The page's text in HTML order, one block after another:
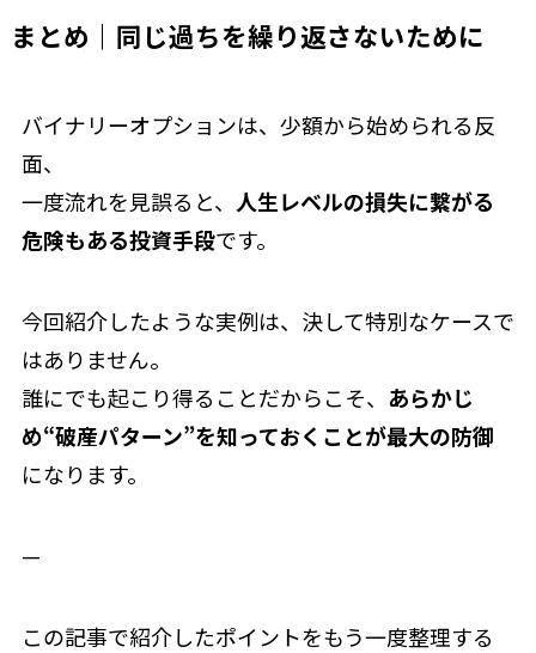
まとめ｜同じ過ちを繰り返さないために
バイナリーオプションは、少額から始められる反
面、
一度流れを見誤ると、 人生レベルの損失に繋がる
危険もある投資手段です。
今回紹介したような実例は、決して特別なケースで
はありません。
誰にでも起こり得ることだからこそ、 あらかじ
め“破産パターン”を知っておくことが最大の防御
になります。
—
この記事で紹介したポイントをもう一度整理する